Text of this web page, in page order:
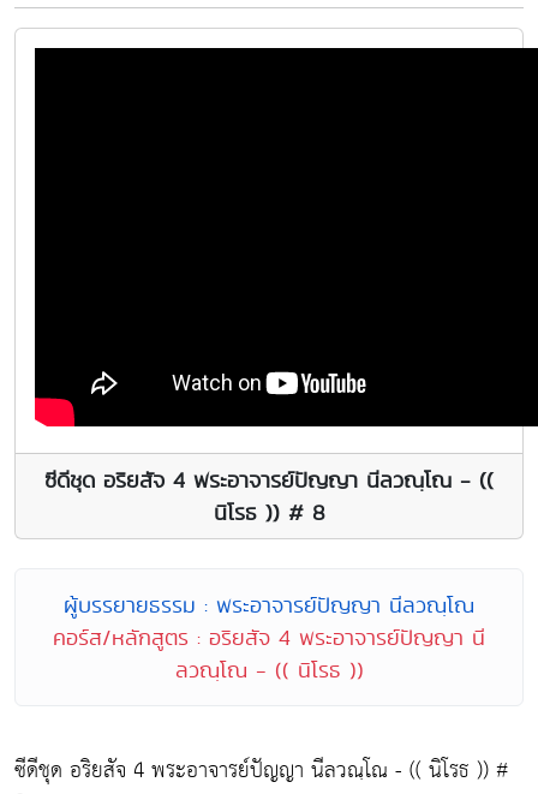
ซีดีชุด อริยสัจ 4 พระอาจารย์ปัญญา นีลวณฺโณ - ((
นิโรธ )) # 8
ผู้บรรยายธรรม : พระอาจารย์ปัญญา นีลวณฺโณ
คอร์ส/หลักสูตร : อริยสัจ 4 พระอาจารย์ปัญญา นี
ลวณฺโณ - (( นิโรธ ))
ซีดีชุด อริยสัจ 4 พระอาจารย์ปัญญา นีลวณฺโณ - (( นิโรธ )) #